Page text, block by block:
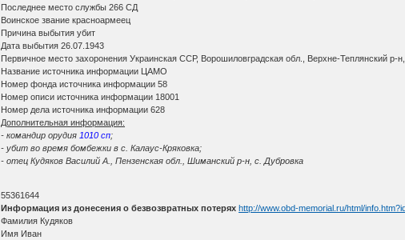
Последнее место службы 266 СД
Воинское звание красноармеец
Причина выбытия убит
Дата выбытия 26.07.1943
Первичное место захоронения Украинская ССР, Ворошиловградская обл., Верхне-Теплянский р-
Название источника информации ЦАМО
Номер фонда источника информации 58
Номер описи источника информации 18001
Номер дела источника информации 628
Дополнительная информация:
- командир орудия 1010 сп;
- убит во время бомбежки в с. Калаус-Кряковка;
- отец Кудяков Василий А., Пензенская обл., Шиманский р-н, с. Дубровка
55361644
Информация из донесения о безвозвратных потерях http://www.obd-memorial.ru/html/
Фамилия Кудяков
Имя Иван